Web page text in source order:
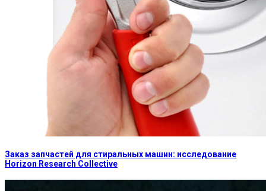
Заказ запчастей для стиральных машин: исследование
Horizon Research Collective